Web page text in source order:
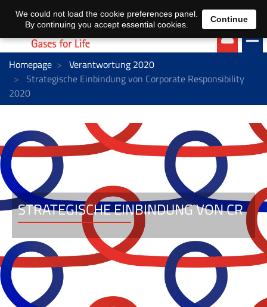
EN DE
Homepage
Verantwortung 2020
Strategische Einbindung von Corporate Responsibility
2020
STRATEGISCHE EINBINDUNG VON CR
We could not load the cookie preferences panel.
By continuing you accept essential cookies.
Continue